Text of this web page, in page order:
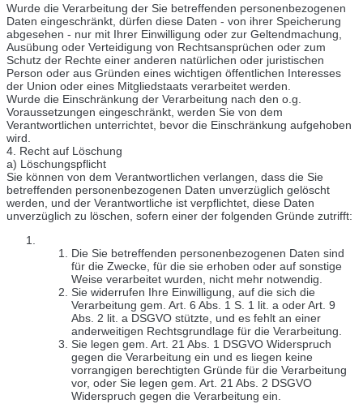
Wurde die Verarbeitung der Sie betreffenden personenbezogenen
Daten eingeschränkt, dürfen diese Daten - von ihrer Speicherung
abgesehen - nur mit Ihrer Einwilligung oder zur Geltendmachung,
Ausübung oder Verteidigung von Rechtsansprüchen oder zum
Schutz der Rechte einer anderen natürlichen oder juristischen
Person oder aus Gründen eines wichtigen öffentlichen Interesses
der Union oder eines Mitgliedstaats verarbeitet werden.
Wurde die Einschränkung der Verarbeitung nach den o.g.
Voraussetzungen eingeschränkt, werden Sie von dem
Verantwortlichen unterrichtet, bevor die Einschränkung aufgehoben
wird.
4. Recht auf Löschung
a) Löschungspflicht
Sie können von dem Verantwortlichen verlangen, dass die Sie
betreffenden personenbezogenen Daten unverzüglich gelöscht
werden, und der Verantwortliche ist verpflichtet, diese Daten
unverzüglich zu löschen, sofern einer der folgenden Gründe zutrifft:
Die Sie betreffenden personenbezogenen Daten sind
für die Zwecke, für die sie erhoben oder auf sonstige
Weise verarbeitet wurden, nicht mehr notwendig.
Sie widerrufen Ihre Einwilligung, auf die sich die
Verarbeitung gem. Art. 6 Abs. 1 S. 1 lit. a oder Art. 9
Abs. 2 lit. a DSGVO stützte, und es fehlt an einer
anderweitigen Rechtsgrundlage für die Verarbeitung.
Sie legen gem. Art. 21 Abs. 1 DSGVO Widerspruch
gegen die Verarbeitung ein und es liegen keine
vorrangigen berechtigten Gründe für die Verarbeitung
vor, oder Sie legen gem. Art. 21 Abs. 2 DSGVO
Widerspruch gegen die Verarbeitung ein.